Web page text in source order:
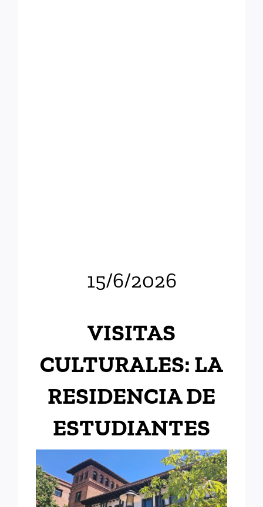
15/6/2026
VISITAS
CULTURALES: LA
RESIDENCIA DE
ESTUDIANTES